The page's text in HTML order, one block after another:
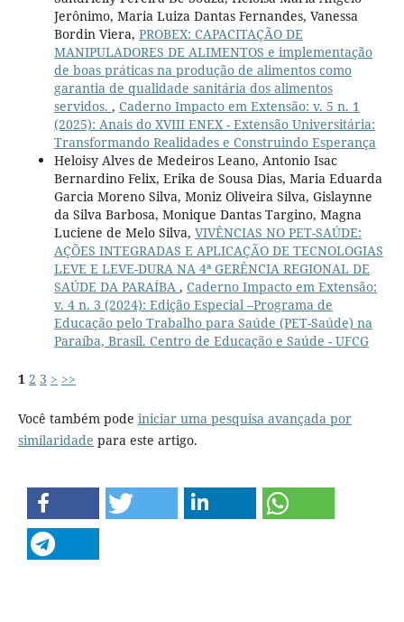
Jerônimo, Maria Luiza Dantas Fernandes, Vanessa
Bordin Viera, PROBEX: CAPACITAÇÃO DE
MANIPULADORES DE ALIMENTOS e implementação
de boas práticas na produção de alimentos como
garantia de qualidade sanitária dos alimentos
servidos. , Caderno Impacto em Extensão: v. 5 n. 1
(2025): Anais do XVIII ENEX - Extensão Universitária:
Transformando Realidades e Construindo Esperança
Heloisy Alves de Medeiros Leano, Antonio Isac
Bernardino Felix, Erika de Sousa Dias, Maria Eduarda
Garcia Moreno Silva, Moniz Oliveira Silva, Gislaynne
da Silva Barbosa, Monique Dantas Targino, Magna
Luciene de Melo Silva, VIVÊNCIAS NO PET-SAÚDE:
AÇÕES INTEGRADAS E APLICAÇÃO DE TECNOLOGIAS
LEVE E LEVE-DURA NA 4ª GERÊNCIA REGIONAL DE
SAÚDE DA PARAÍBA , Caderno Impacto em Extensão:
v. 4 n. 3 (2024): Edição Especial –Programa de
Educação pelo Trabalho para Saúde (PET-Saúde) na
Paraíba, Brasil. Centro de Educação e Saúde - UFCG
1 2 3 > >>
Você também pode iniciar uma pesquisa avançada por
similaridade para este artigo.